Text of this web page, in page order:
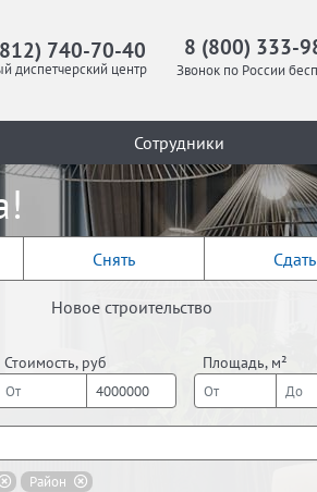
740-70-40
диспетчерский центр
8 (800) 333-
Звонок по России
Сотрудники
Снять Сдать
Новое строительство
Стоимость, руб Площадь, м²
Район